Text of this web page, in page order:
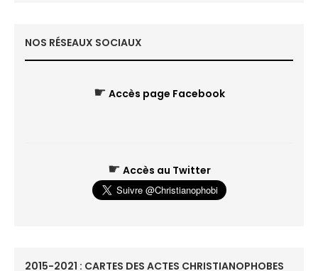
NOS RÉSEAUX SOCIAUX
☛ Accès page Facebook
☛ Accès au Twitter
2015-2021 : CARTES DES ACTES CHRISTIANOPHOBES